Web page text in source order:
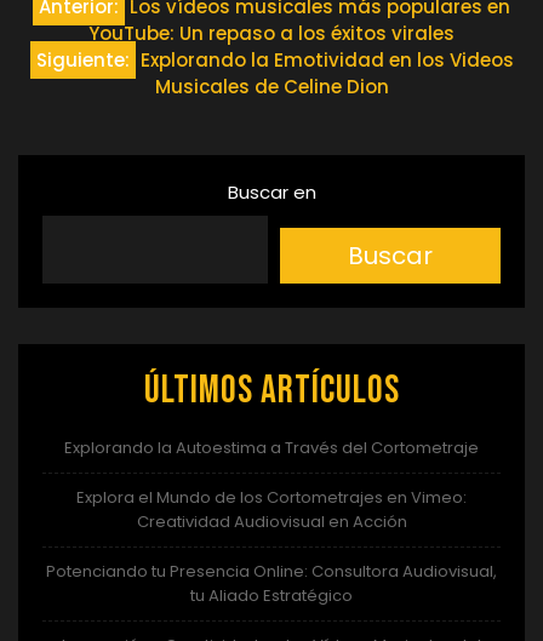
Navegación
de
Anterior: Los vídeos musicales más populares en
YouTube: Un repaso a los éxitos virales
Siguiente: Explorando la Emotividad en los Videos
Musicales de Celine Dion
Buscar en
Buscar
Últimos artículos
Explorando la Autoestima a Través del Cortometraje
Explora el Mundo de los Cortometrajes en Vimeo:
Creatividad Audiovisual en Acción
Potenciando tu Presencia Online: Consultora Audiovisual,
tu Aliado Estratégico